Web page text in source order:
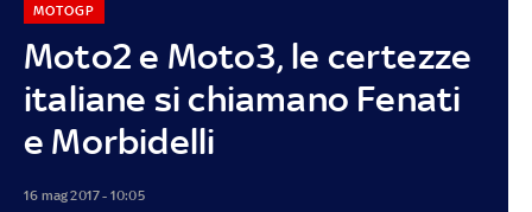
Moto2 e Moto3, le certezze
italiane si chiamano Fenati
e Morbidelli
MOTOGP
16 mag 2017 - 10:05